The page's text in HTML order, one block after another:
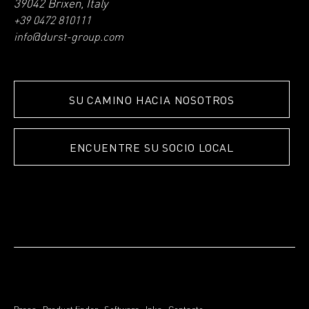
39042 Brixen, Italy
+39 0472 810111
info@durst-group.com
SU CAMINO HACIA NOSOTROS
ENCUENTRE SU SOCIO LOCAL